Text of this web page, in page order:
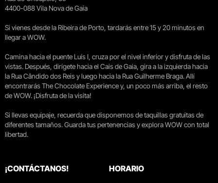
4400-088 Vila Nova de Gaia
Si vienes desde la Ribeira de Porto, tardarás entre 15 y 20 minutos en
llegar a WOW.
Camina hacia el puente Luís I, cruza por el nivel inferior y disfruta de las
vistas. Después, dirígete hacia el Cais de Gaia, gira a la izquierda hacia
la Rua Cândido dos Reis y luego hacia la Rua Guilherme Braga. Allí
encontrarás The Chocolate Experience y, un poco más arriba, el resto
de WOW. ¡Disfruta de la visita!
Si llevas equipaje, recuerda que disponemos de taquillas gratuitas de
diferentes tamaños. Guarda tus pertenencias y explora WOW con total
libertad.
¡CONTÁCTANOS! HORARIO